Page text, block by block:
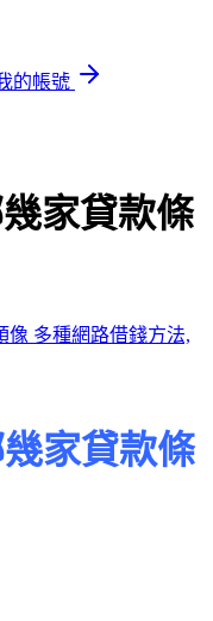
的帳號
家貸款條
多種網路借錢方法,
家貸款條